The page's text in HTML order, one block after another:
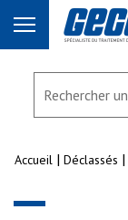
Accueil Déclassés